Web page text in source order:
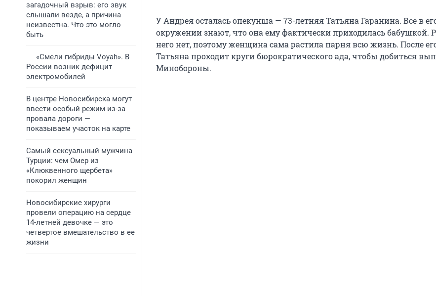
загадочный взрыв: его звук
слышали везде, а причина
неизвестна. Что это могло
быть
«Смели гибриды Voyah». В
России возник дефицит
электромобилей
В центре Новосибирска могут
ввести особый режим из-за
провала дороги —
показываем участок на карте
Самый сексуальный мужчина
Турции: чем Омер из
«Клюквенного щербета»
покорил женщин
Новосибирские хирурги
провели операцию на сердце
14-летней девочке — это
четвертое вмешательство в ее
жизни
У Андрея осталась опекунша — 73-летняя Татьяна Гаранина. Все в
окружении знают, что она ему фактически приходилась бабушкой.
него нет, поэтому женщина сама растила парня всю жизнь. После
Татьяна проходит круги бюрократического ада, чтобы добиться
Минобороны.